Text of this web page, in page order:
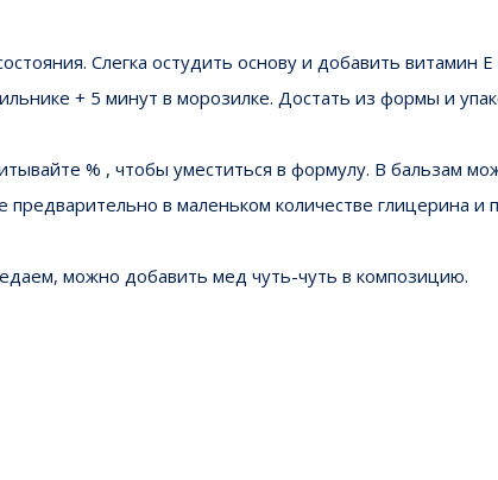
Слегка остудить основу и добавить
+ 5 минут в морозилке. Достать из формы и
% , чтобы уместиться в формулу. В бальзам
в маленьком количестве глицерина и
можно добавить мед чуть-чуть в композицию.